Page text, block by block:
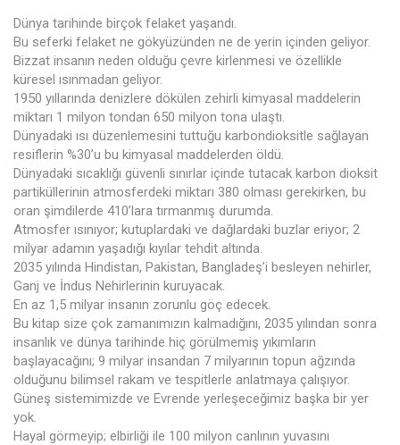
Dünya tarihinde birçok felaket yaşandı.
Bu seferki felaket ne gökyüzünden ne de yerin içinden geliyor.
Bizzat insanın neden olduğu çevre kirlenmesi ve özellikle
küresel ısınmadan geliyor.
1950 yıllarında denizlere dökülen zehirli kimyasal maddelerin
miktarı 1 milyon tondan 650 milyon tona ulaştı.
Dünyadaki ısı düzenlemesini tuttuğu karbondioksitle sağlayan
resiflerin %30’u bu kimyasal maddelerden öldü.
Dünyadaki sıcaklığı güvenli sınırlar içinde tutacak karbon dioksit
partiküllerinin atmosferdeki miktarı 380 olması gerekirken, bu
oran şimdilerde 410’lara tırmanmış durumda.
Atmosfer ısınıyor; kutuplardaki ve dağlardaki buzlar eriyor; 2
milyar adamın yaşadığı kıyılar tehdit altında.
2035 yılında Hindistan, Pakistan, Bangladeş’i besleyen nehirler,
Ganj ve İndus Nehirlerinin kuruyacak.
En az 1,5 milyar insanın zorunlu göç edecek.
Bu kitap size çok zamanımızın kalmadığını, 2035 yılından sonra
insanlık ve dünya tarihinde hiç görülmemiş yıkımların
başlayacağını; 9 milyar insandan 7 milyarının topun ağzında
olduğunu bilimsel rakam ve tespitlerle anlatmaya çalışıyor.
Güneş sistemimizde ve Evrende yerleşeceğimiz başka bir yer
yok.
Hayal görmeyip; elbirliği ile 100 milyon canlının yuvasını